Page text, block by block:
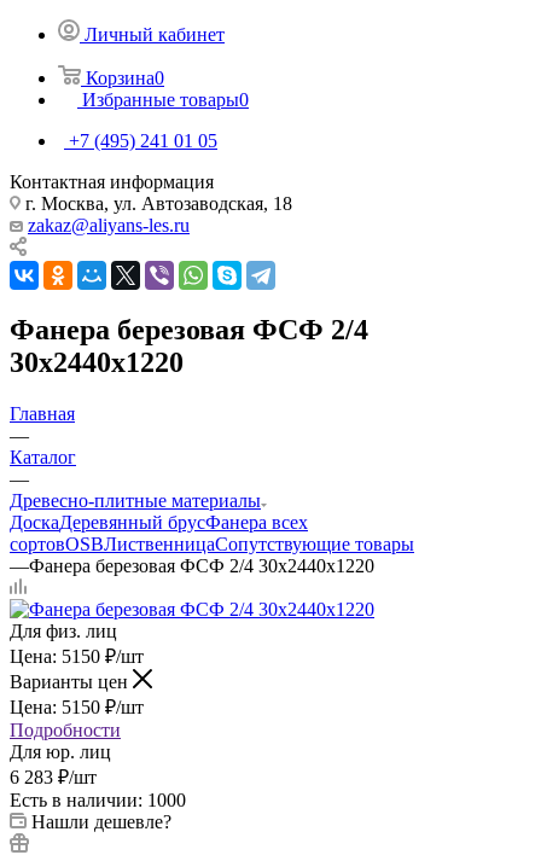
Личный кабинет
Корзина0
Избранные товары0
+7 (495) 241 01 05
Контактная информация
г. Москва, ул. Автозаводская, 18
zakaz@aliyans-les.ru
Фанера березовая ФСФ 2/4
30х2440х1220
Главная
—
Каталог
—
Древесно-плитные материалы
ДоскаДеревянный брусФанера всех
сортовOSBЛиственницаСопутствующие товары
—Фанера березовая ФСФ 2/4 30х2440х1220
Для физ. лиц
Цена: 5150 ₽/шт
Варианты цен
Цена: 5150 ₽/шт
Подробности
Для юр. лиц
6 283 ₽/шт
Есть в наличии: 1000
Нашли дешевле?